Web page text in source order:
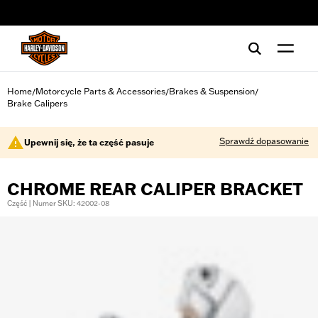
Home/Motorcycle Parts & Accessories/Brakes & Suspension/
Brake Calipers
Upewnij się, że ta część pasuje Sprawdź dopasowanie
CHROME REAR CALIPER BRACKET
Część | Numer SKU: 42002-08